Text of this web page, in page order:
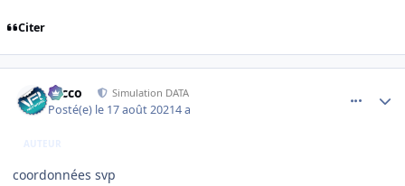
Citer
Nicco Simulation DATA
Posté(e) le 17 août 20214 a
AUTEUR
coordonnées svp